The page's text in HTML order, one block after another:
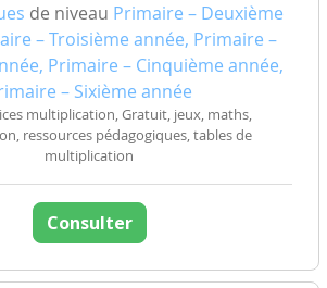
de niveau Primaire – Deuxième
– Troisième année, Primaire –
Primaire – Cinquième année,
– Sixième année
multiplication, Gratuit, jeux, maths,
ressources pédagogiques, tables de
multiplication
Consulter